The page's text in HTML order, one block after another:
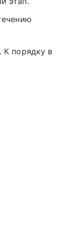
К порядку в